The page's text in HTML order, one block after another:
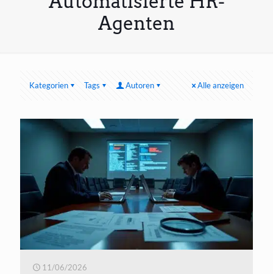
Agenten
Kategorien Tags Autoren Alle anzeigen
11/06/2026